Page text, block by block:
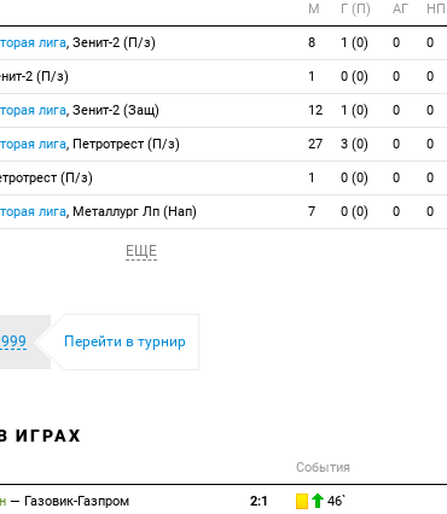
М Г (П) АГ НП
лига, Зенит-2 (П/з) 8 1 (0) 0 0
2 (П/з) 1 0 (0) 0 0
лига, Зенит-2 (Защ) 12 1 (0) 0 0
лига, Петротрест (П/з) 27 3 (0) 0 0
(П/з) 1 0 (0) 0 0
лига, Металлург Лп (Нап) 7 0 (0) 0 0
ЕЩЕ
Перейти в турнир
ИГРАХ
События
— Газовик-Газпром 2:1 46`